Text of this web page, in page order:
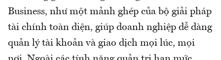
Business, như một mảnh ghép của bộ giải pháp
tài chính toàn diện, giúp doanh nghiệp dễ dàng
quản lý tài khoản và giao dịch mọi lúc, mọi